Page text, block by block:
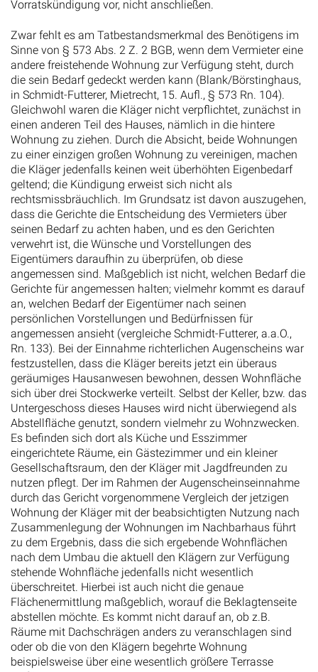
Sinne von § 573 Abs. 2 Z. 2 BGB, wenn dem Vermieter eine
andere freistehende Wohnung zur Verfügung steht, durch
die sein Bedarf gedeckt werden kann (Blank/Börstinghaus,
in Schmidt-Futterer, Mietrecht, 15. Aufl., § 573 Rn. 104).
Gleichwohl waren die Kläger nicht verpflichtet, zunächst in
einen anderen Teil des Hauses, nämlich in die hintere
Wohnung zu ziehen. Durch die Absicht, beide Wohnungen
zu einer einzigen großen Wohnung zu vereinigen, machen
die Kläger jedenfalls keinen weit überhöhten Eigenbedarf
geltend; die Kündigung erweist sich nicht als
rechtsmissbräuchlich. Im Grundsatz ist davon auszugehen,
dass die Gerichte die Entscheidung des Vermieters über
seinen Bedarf zu achten haben, und es den Gerichten
verwehrt ist, die Wünsche und Vorstellungen des
Eigentümers daraufhin zu überprüfen, ob diese
angemessen sind. Maßgeblich ist nicht, welchen Bedarf die
Gerichte für angemessen halten; vielmehr kommt es darauf
an, welchen Bedarf der Eigentümer nach seinen
persönlichen Vorstellungen und Bedürfnissen für
angemessen ansieht (vergleiche Schmidt-Futterer, a.a.O.,
Rn. 133). Bei der Einnahme richterlichen Augenscheins war
festzustellen, dass die Kläger bereits jetzt ein überaus
geräumiges Hausanwesen bewohnen, dessen Wohnfläche
sich über drei Stockwerke verteilt. Selbst der Keller, bzw. das
Untergeschoss dieses Hauses wird nicht überwiegend als
Abstellfläche genutzt, sondern vielmehr zu Wohnzwecken.
Es befinden sich dort als Küche und Esszimmer
eingerichtete Räume, ein Gästezimmer und ein kleiner
Gesellschaftsraum, den der Kläger mit Jagdfreunden zu
nutzen pflegt. Der im Rahmen der Augenscheinseinnahme
durch das Gericht vorgenommene Vergleich der jetzigen
Wohnung der Kläger mit der beabsichtigten Nutzung nach
Zusammenlegung der Wohnungen im Nachbarhaus führt
zu dem Ergebnis, dass die sich ergebende Wohnflächen
nach dem Umbau die aktuell den Klägern zur Verfügung
stehende Wohnfläche jedenfalls nicht wesentlich
überschreitet. Hierbei ist auch nicht die genaue
Flächenermittlung maßgeblich, worauf die Beklagtenseite
abstellen möchte. Es kommt nicht darauf an, ob z.B.
Räume mit Dachschrägen anders zu veranschlagen sind
oder ob die von den Klägern begehrte Wohnung
beispielsweise über eine wesentlich größere Terrasse
verfügt.